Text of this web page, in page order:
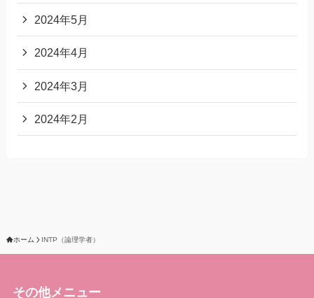
2024年5月
2024年4月
2024年3月
2024年2月
ホーム INTP（論理学者）
その他メニュー